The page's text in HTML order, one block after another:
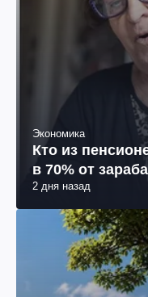
Экономика
Кто из
в 70% от
2 дня назад